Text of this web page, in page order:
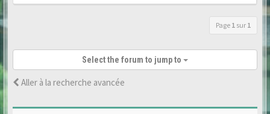
Page 1 sur 1
Select the forum to jump to
Aller à la recherche avancée